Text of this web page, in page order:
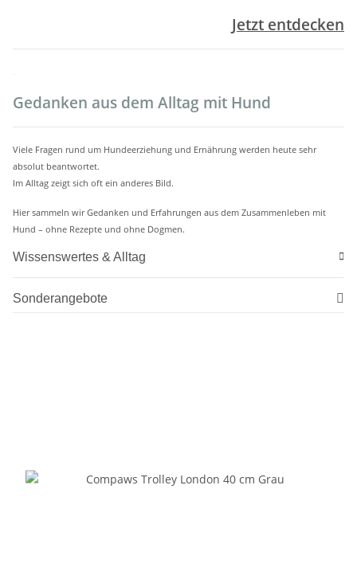
Jetzt entdecken
Gedanken aus dem Alltag mit Hund
Viele Fragen rund um Hundeerziehung und Ernährung werden heute sehr
absolut beantwortet.
Im Alltag zeigt sich oft ein anderes Bild.
Hier sammeln wir Gedanken und Erfahrungen aus dem Zusammenleben mit
Hund – ohne Rezepte und ohne Dogmen.
Wissenswertes & Alltag
Sonderangebote